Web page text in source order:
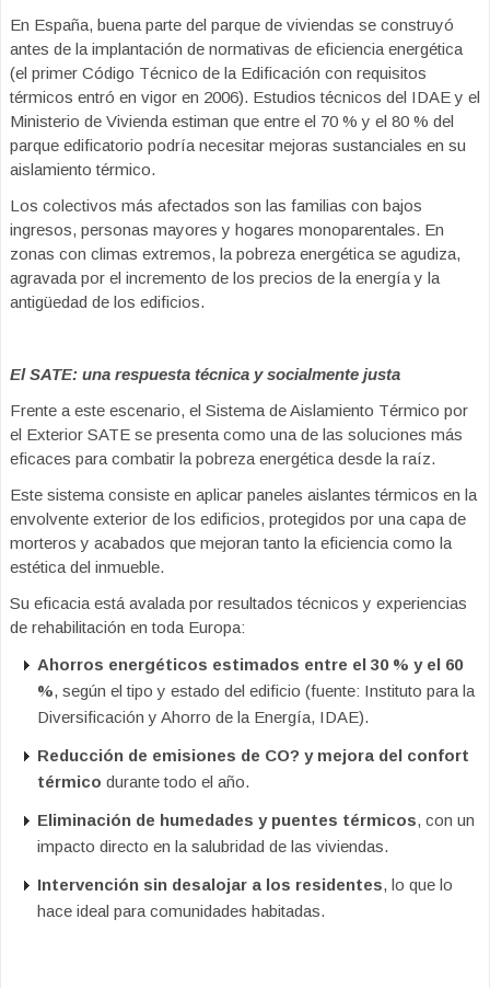
En España, buena parte del parque de viviendas se construyó
antes de la implantación de normativas de eficiencia energética
(el primer Código Técnico de la Edificación con requisitos
térmicos entró en vigor en 2006). Estudios técnicos del IDAE y el
Ministerio de Vivienda estiman que entre el 70 % y el 80 % del
parque edificatorio podría necesitar mejoras sustanciales en su
aislamiento térmico.
Los colectivos más afectados son las familias con bajos
ingresos, personas mayores y hogares monoparentales. En
zonas con climas extremos, la pobreza energética se agudiza,
agravada por el incremento de los precios de la energía y la
antigüedad de los edificios.
El SATE: una respuesta técnica y socialmente justa
Frente a este escenario, el Sistema de Aislamiento Térmico por
el Exterior SATE se presenta como una de las soluciones más
eficaces para combatir la pobreza energética desde la raíz.
Este sistema consiste en aplicar paneles aislantes térmicos en la
envolvente exterior de los edificios, protegidos por una capa de
morteros y acabados que mejoran tanto la eficiencia como la
estética del inmueble.
Su eficacia está avalada por resultados técnicos y experiencias
de rehabilitación en toda Europa:
Ahorros energéticos estimados entre el 30 % y el 60
%, según el tipo y estado del edificio (fuente: Instituto para la
Diversificación y Ahorro de la Energía, IDAE).
Reducción de emisiones de CO? y mejora del confort
térmico durante todo el año.
Eliminación de humedades y puentes térmicos, con un
impacto directo en la salubridad de las viviendas.
Intervención sin desalojar a los residentes, lo que lo
hace ideal para comunidades habitadas.